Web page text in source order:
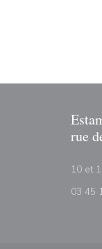
rue
10 et
03 45